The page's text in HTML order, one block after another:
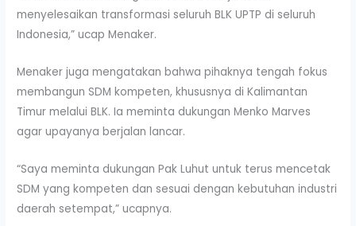
menyelesaikan transformasi seluruh BLK UPTP di seluruh
Indonesia,” ucap Menaker.
Menaker juga mengatakan bahwa pihaknya tengah fokus
membangun SDM kompeten, khususnya di Kalimantan
Timur melalui BLK. Ia meminta dukungan Menko Marves
agar upayanya berjalan lancar.
“Saya meminta dukungan Pak Luhut untuk terus mencetak
SDM yang kompeten dan sesuai dengan kebutuhan industri
daerah setempat,” ucapnya.